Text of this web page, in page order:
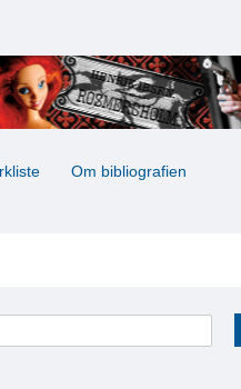
Om bibliografien